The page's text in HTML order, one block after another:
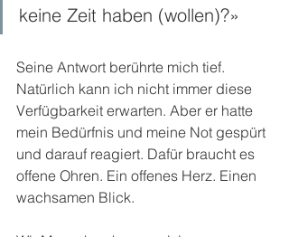
keine Zeit haben (wollen)?»
Seine Antwort berührte mich tief.
Natürlich kann ich nicht immer diese
Verfügbarkeit erwarten. Aber er hatte
mein Bedürfnis und meine Not gespürt
und darauf reagiert. Dafür braucht es
offene Ohren. Ein offenes Herz. Einen
wachsamen Blick.